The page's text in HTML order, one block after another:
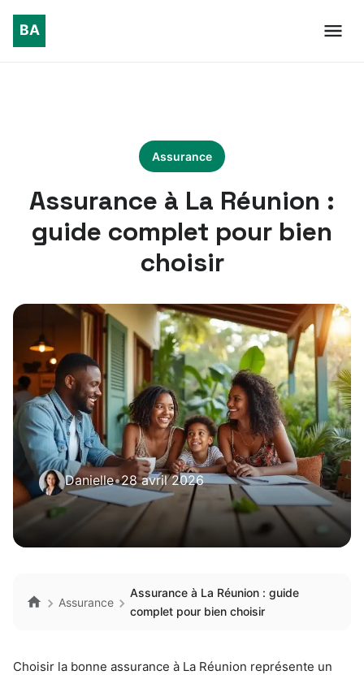
Assurance
Assurance à La Réunion :
guide complet pour bien
choisir
Danielle•28 avril 2026
Assurance
Assurance à La Réunion : guide
complet pour bien choisir
Choisir la bonne assurance à La Réunion représente un